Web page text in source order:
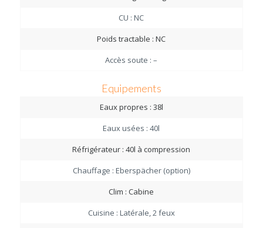
CU : NC
Poids tractable : NC
Accès soute : –
Equipements
Eaux propres : 38l
Eaux usées : 40l
Réfrigérateur : 40l à compression
Chauffage : Eberspächer (option)
Clim : Cabine
Cuisine : Latérale, 2 feux